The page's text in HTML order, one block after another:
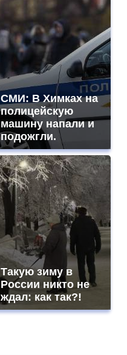
СМИ: В Химках на
полицейскую
машину напали и
подожгли.
Такую зиму в
России никто не
ждал: как так?!